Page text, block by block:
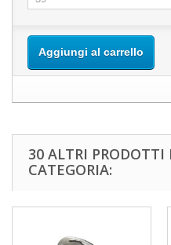
Aggiungi al carrello
30 ALTRI PRODOTTI
CATEGORIA: